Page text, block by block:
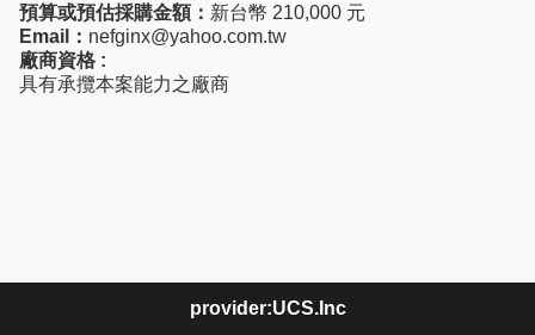
預算或預估採購金額： 新台幣 210,000 元
Email： nefginx@yahoo.com.tw
廠商資格 :
具有承攬本案能力之廠商
provider:UCS.Inc